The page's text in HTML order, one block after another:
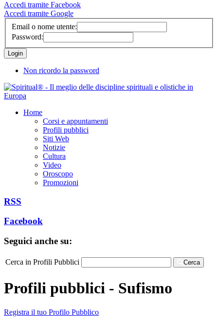
Accedi tramite Facebook
Accedi tramite Google
Email o nome utente:
Password:
Non ricordo la password
Home
Corsi e appuntamenti
Profili pubblici
Siti Web
Notizie
Cultura
Video
Oroscopo
Promozioni
RSS
Facebook
Seguici anche su:
Cerca in Profili Pubblici Cerca
Profili pubblici - Sufismo
Registra il tuo Profilo Pubblico